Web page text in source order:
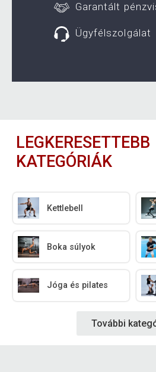
Garantált
Ügyfélszolgálat
LEGKERESETTEBB
KATEGÓRIÁK
Kettlebell
Boka súlyok
Jóga és pilates
További